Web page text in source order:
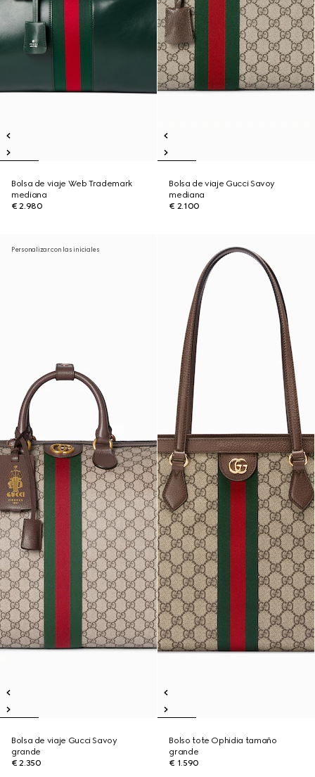
Bolsa de viaje Web Trademark
mediana
€ 2.980
Bolsa de viaje Gucci Savoy
mediana
€ 2.100
Personalizar con las iniciales
Bolsa de viaje Gucci Savoy
grande
€ 2.350
Bolso tote Ophidia tamaño
grande
€ 1.590